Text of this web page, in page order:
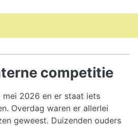
competitie
mei 2026 en er staat iets
Overdag waren er allerlei
geweest. Duizenden ouders